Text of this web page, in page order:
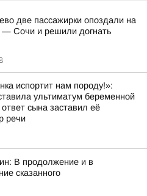
две пассажирки опоздали на
— Сочи и решили догнать
испортит нам породу!»:
ультиматум беременной
ответ сына заставил её
речи
В продолжение и в
сказанного